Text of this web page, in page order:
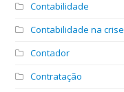
Contabilidade
Contabilidade na crise
Contador
Contratação